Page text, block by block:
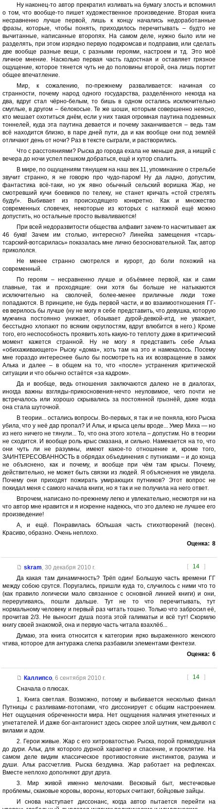
Ну наконец-то автор прекратил изливать на бумагу злость и вспомнил
о том, что вообще-то пишет художественное произведение. Вторая книга
несравненно лучше первой, лишь к концу начались недоработанные
фразы, которые, чтобы понять, приходилось перечитывать – будто не
вычитанные, написанные второпях. На самом деле, нужно было или не
разделять, при этом изрядно первую подкромсав и подправив, или сделать
две вообще разные вещи, с разными героями, настроем и тд. Это моё
личное мнение. Насколько первая часть гадостная и оставляет грязное
ощущение, которое тянется чуть не до половины второй, она лишь портит
общее впечатление.
Мир, к сожалению, по-прежнему разваливается: начиная со
странности, почему народ одного государства, разделённого некогда на
два, вдруг стал чёрно-белым, то бишь в одном остались исключительно
смуглые, в другом – белокосые. Те же шоши, которым совершенно неясно,
кто мешает охотиться днём, если у них такая огромная паутина подземных
тоннелей, куда эта паутина девается и почему заканчивается – ведь там
всё находится близко, в паре дней пути, да и как вообще они под землёй
отличают день от ночи? Раз в тексте сыграли, и растворились.
Что с расстояниями? Рыска до города ехала не меньше дня, а нищий с
вечера до ночи успел пешком добраться, ещё и хутор спалить.
В мире, по ощущениям тянущем на наш век 11, упоминание о стрельбе
звучит странно, я не говорю про чудо-паром! Ну да ладно, допустим,
фантастика всё-таки, но уж явно обычный сельский воришка Жар, не
смотревший кучи боевиков по телеку, не станет кричать «стой стрелять
буду!». Выбивает из происходящего конкретно. Как и множество
современных словечек, некоторые из которых с натяжкой ещё можно
допустить, но остальные просто вываливаются!
При всей недоразвитости общества алфавит зачем-то насчитывает аж
46 букв! Зачем им столько, интересно? Линейка замещения «тсарь-
тсарский-вотсарилась» показалась мне лично безосновательной. Так, автор
прикололся.
Не менее странно смотрелся и курорт, до боли похожий на
современный.
По героям – несравненно лучше и объёмнее первой, как и сами
главные, так и проходящие: они хотя бы больше не натыкаются
исключительно на сволочей, более-менее приличные люди тоже
попадаются. В принципе, не будь первой части, и во взаимоотношения ГГ-
ев верилось бы лучше (ну не могу я себе представить, что девушка, которую
мужчина постоянно унижает, обзывает дурой-девкой-итд, не уважает,
бесстыдно хлопают по всяким округлостям, вдруг влюбится в него.) Кроме
того, его неспособность проявить хоть какую-то теплоту даже в критический
момент кажется странной. Ну не могу я представить себе Алька
«обихаживающего» Рыску «дома», хоть там на это и намекалось. Посему
мне гораздо интереснее было бы посмотреть на их возвращение в замок
Алька и далее – в общем на то, что «после» устранения критической
ситуации и что обычно остаётся «за кадром».
Да и вообще, ведь отношения заключаются далеко не в диалогах,
иногда важны взгляды-прикосновения-нечто неуловимое, чего почти не
встречалось или хорошо скрывались за постоянной грызнёй, даже когда
она стала шуточной.
В теории... остались вопросы. Во-первых, я так и не поняла, кого Рыска
убила, что у неё дар пропал? И Альк, и крыса целы вроде... Умер Миха — но
из него ничего не тянули... То, что она этого хотела – допустим. Но в теории
не сходится. И вообще роль крыс смазана, и сильно. Намекается на то, что
они чуть ли не разумны, имеют какое-то отношение и, кроме того,
ЗАИНТЕРЕСОВАННОСТЬ в обрядах объединения с путниками – и до конца
не объяснено, как и почему, и вообще при чём там крысы. Почему,
действительно, не может быть связки из людей. Я объяснения не увидела.
Почему они приходят пожирать умирающих путников? Этот вопрос не
покидал меня с самого начала книги, но я так и не получила на него ответ.
Впрочем, написано по-прежнему легко и увлекательно, несмотря ни на
что автор мне нравится и я искренне надеюсь, что это далеко не лучшее его
произведение!
А, и ещё. Понравилась бОльшая часть стихотворений (песен).
Красиво, образно. Очень неплохо.
Оценка: 8
[ 14 ]
skram 30 декабря 2010 г.
Да какая там динамичность? Трёп один! Большую часть времени ГГ
между собою срутся. Поругались, пришли куда то, случилось с ними что то
(как правило логически мало связанное с основной линией книги) и они,
переругиваясь, пошли дальше. Тут не то что перечитывать, тут
нормальному человеку и первый раз читать тошно. Только что забросил её,
прочитав 2/3. Не выносит душа поэта этой галиматьи и всё тут! Скормлю
книгу своей знакомой, она и первую часть читала взахлёб...
Думаю, эта книга относится к категории ярко выраженного женского
чтива, которое для антуража слегка разбавили элементами фентези.
Оценка: 6
[ 14 ]
Каллипсо, 6 сентября 2010 г.
Сначала о плюсах.
1. Книга светлая. Возможно, потому и выбивается несколько финал
Путницы с разливами-потопами, что диссонирует с общим настроением.
Нет ощущения обреченности мира. Нет ощущения наличия угнетенных и
угнетателей. И даже бог-антагонист здесь скорее злой шутник, чем дьявол с
вилами и адом.
2. Герои живые. Жар с его хитроватостью. Рыска, порой прямодушная
до дури. Альк, для которого дурной характер и спасение, и проклятие. На
самом деле видим классическое противостояние инстинктов, разума и
души. Альк рассчетлив. Рыска бездумна. Жар работает на рефлексах.
Вместе неплохо дополняют друг друга.
3. Мир живой именно мелочами. Весковый быт, местечковые
проблемы, скаковые коровы, вороны, которых считают, бойцовые зайцы.
И снова наступает диссонанс, когда автор пытается перейти на